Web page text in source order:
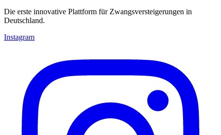
Die erste innovative Plattform für Zwangsversteigerungen in
Deutschland.
Instagram